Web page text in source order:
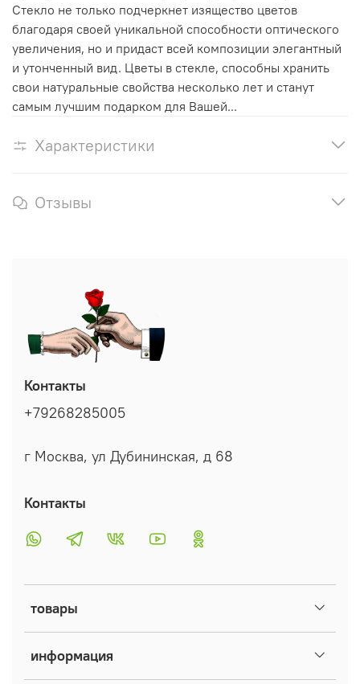
Стекло не только подчеркнет изящество цветов
благодаря своей уникальной способности оптического
увеличения, но и придаст всей композиции элегантный
и утонченный вид. Цветы в стекле, способны хранить
свои натуральные свойства несколько лет и станут
самым лучшим подарком для Вашей...
Характеристики
Отзывы
товары
информация
Контакты
+79268285005
г Москва, ул Дубининская, д 68
Контакты